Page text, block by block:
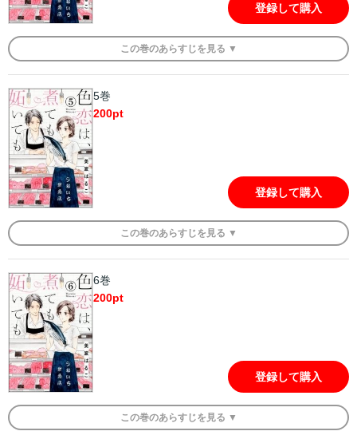
登録して購入
この巻のあらすじを 見る ▼
5巻
200pt
登録して購入
この巻のあらすじを 見る ▼
6巻
200pt
登録して購入
この巻のあらすじを 見る ▼